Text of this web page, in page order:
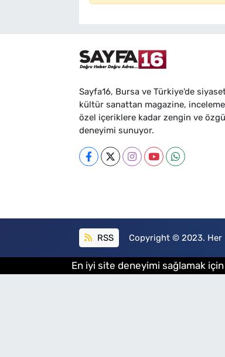
Sayfa16, Bursa ve Türkiye'de
kültür sanattan magazine, inceleme
özel içeriklere kadar zengin ve
deneyimi sunuyor.
RSS Copyright © 2023. Her
En iyi site deneyimi sağlamak